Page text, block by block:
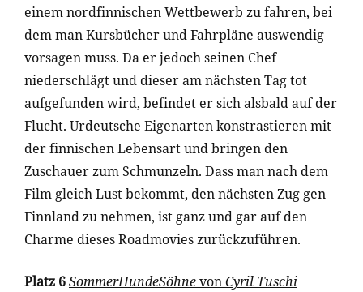
einem nordfinnischen Wettbewerb zu fahren, bei
dem man Kursbücher und Fahrpläne auswendig
vorsagen muss. Da er jedoch seinen Chef
niederschlägt und dieser am nächsten Tag tot
aufgefunden wird, befindet er sich alsbald auf der
Flucht. Urdeutsche Eigenarten konstrastieren mit
der finnischen Lebensart und bringen den
Zuschauer zum Schmunzeln. Dass man nach dem
Film gleich Lust bekommt, den nächsten Zug gen
Finnland zu nehmen, ist ganz und gar auf den
Charme dieses Roadmovies zurückzuführen.
Platz 6SommerHundeSöhnevonCyril Tuschi